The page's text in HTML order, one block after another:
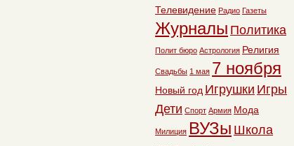
Телевидение Радио Газеты
Журналы Политика
Полит бюро Астрология Религия
Свадьбы 1 мая 7 ноября
Новый год Игрушки Игры
Дети Спорт Армия Мода
Милиция ВУЗы Школа